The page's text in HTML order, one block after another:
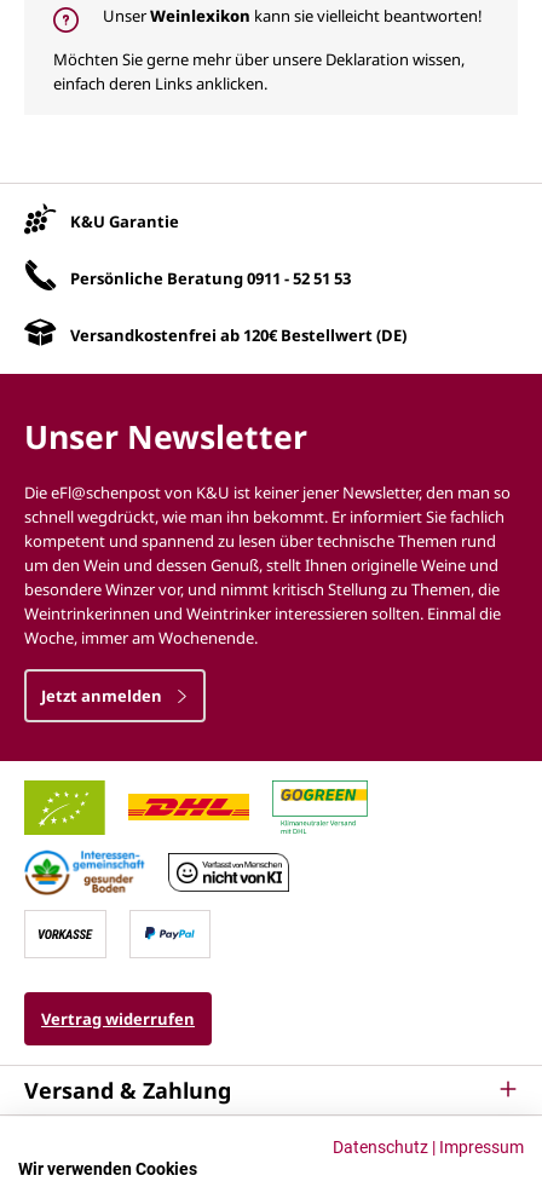
UnserWeinlexikon kann sie vielleicht beantworten!
Möchten Sie gerne mehr über unsere Deklaration wissen,
einfach deren Links anklicken.
K&U Garantie
Persönliche Beratung0911 - 52 51 53
Versandkostenfrei ab 120€ Bestellwert (DE)
Unser Newsletter
Die eFl@schenpost von K&U ist keiner jener Newsletter, den man so
schnell wegdrückt, wie man ihn bekommt. Er informiert Sie fachlich
kompetent und spannend zu lesen über technische Themen rund
um den Wein und dessen Genuß, stellt Ihnen originelle Weine und
besondere Winzer vor, und nimmt kritisch Stellung zu Themen, die
Weintrinkerinnen und Weintrinker interessieren sollten. Einmal die
Woche, immer am Wochenende.
Jetzt anmelden
Vertrag widerrufen
Versand & Zahlung
Datenschutz | Impressum
Wir verwenden Cookies